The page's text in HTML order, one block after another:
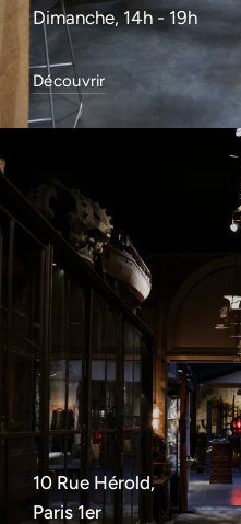
Dimanche, 14h - 19h
Découvrir
10 Rue Hérold,
Paris 1er